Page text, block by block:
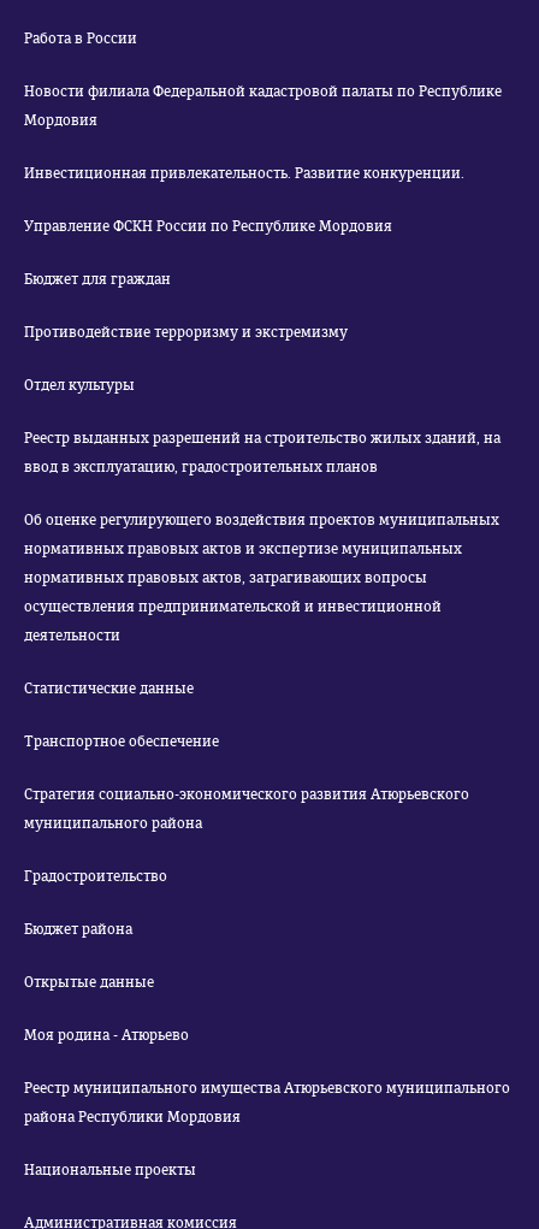
Работа в России
Новости филиала Федеральной кадастровой палаты по Республике
Мордовия
Инвестиционная привлекательность. Развитие конкуренции.
Управление ФСКН России по Республике Мордовия
Бюджет для граждан
Противодействие терроризму и экстремизму
Отдел культуры
Реестр выданных разрешений на строительство жилых зданий, на
ввод в эксплуатацию, градостроительных планов
Об оценке регулирующего воздействия проектов муниципальных
нормативных правовых актов и экспертизе муниципальных
нормативных правовых актов, затрагивающих вопросы
осуществления предпринимательской и инвестиционной
деятельности
Статистические данные
Транспортное обеспечение
Стратегия социально-экономического развития Атюрьевского
муниципального района
Градостроительство
Бюджет района
Открытые данные
Моя родина - Атюрьево
Реестр муниципального имущества Атюрьевского муниципального
района Республики Мордовия
Национальные проекты
Административная комиссия